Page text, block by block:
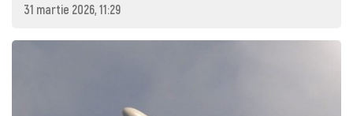
31 martie 2026, 11:29